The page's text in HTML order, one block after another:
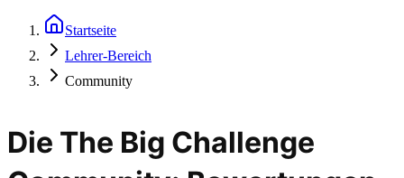
Startseite
Lehrer-Bereich
Community
Die The Big Challenge